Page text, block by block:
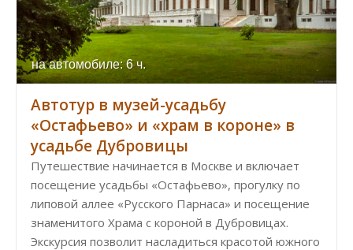
на автомобиле: 6 ч.
Автотур в музей-усадьбу
«Остафьево» и «храм в короне» в
усадьбе Дубровицы
Путешествие начинается в Москве и включает
посещение усадьбы «Остафьево», прогулку по
липовой аллее «Русского Парнаса» и посещение
знаменитого Храма с короной в Дубровицах.
Экскурсия позволит насладиться красотой южного